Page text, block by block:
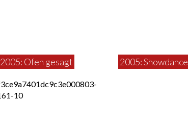
2005: Ofen gesagt 2005: Showdance